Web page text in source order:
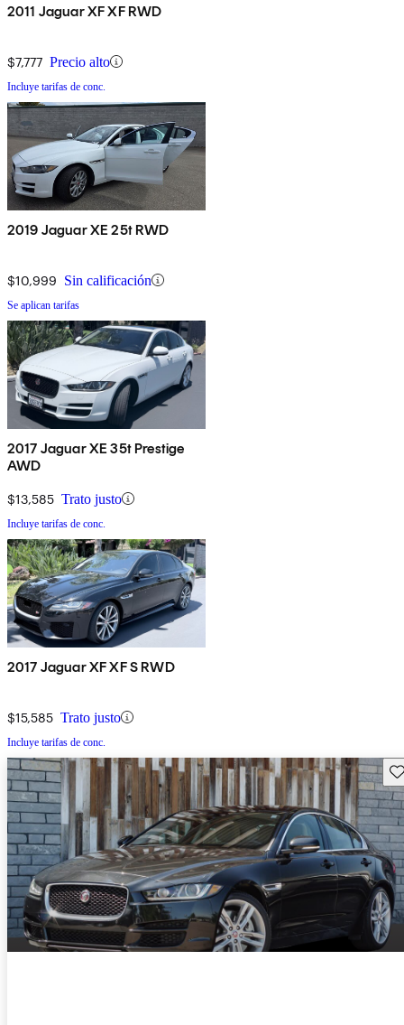
2011 Jaguar XF XF RWD
$7,777 Precio alto
Incluye tarifas de conc.
2019 Jaguar XE 25t RWD
$10,999 Sin calificación
Se aplican tarifas
2017 Jaguar XE 35t Prestige
AWD
$13,585 Trato justo
Incluye tarifas de conc.
2017 Jaguar XF XF S RWD
$15,585 Trato justo
Incluye tarifas de conc.